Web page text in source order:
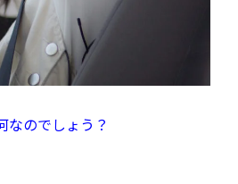
のでしょう？